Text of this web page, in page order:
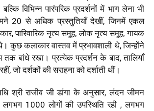
विभिन्न पारंपरिक प्रदर्शनों में भाग लेना भी
20 से अधिक प्रस्तुतियाँ देखीं, जिनमें एकल
पारिवारिक नृत्य समूह, लोक नृत्य समूह, गायक
कुछ कलाकार वास्तव में प्रभावशाली थे, जिन्होंने
बांधे रखा। प्रत्येक प्रदर्शन के बाद, तालियाँ
जो दर्शकों की सराहना को दर्शाती थीं।
श्री राजीव जी डांगा के अनुसार, लंदन जीमन
लगभग 1000 लोगों की उपस्थिति रही , लगभग